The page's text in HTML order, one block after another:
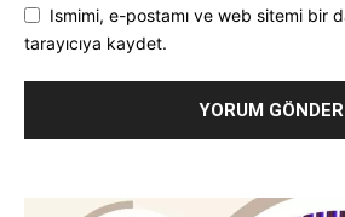
Ismimi, e-postamı ve web sitemi bir
tarayıcıya kaydet.